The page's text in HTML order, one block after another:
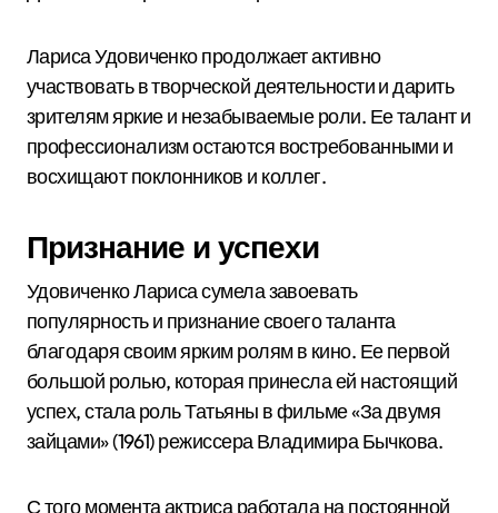
Лариса Удовиченко продолжает активно
участвовать в творческой деятельности и дарить
зрителям яркие и незабываемые роли. Ее талант и
профессионализм остаются востребованными и
восхищают поклонников и коллег.
Признание и успехи
Удовиченко Лариса сумела завоевать
популярность и признание своего таланта
благодаря своим ярким ролям в кино. Ее первой
большой ролью, которая принесла ей настоящий
успех, стала роль Татьяны в фильме «За двумя
зайцами» (1961) режиссера Владимира Бычкова.
С того момента актриса работала на постоянной